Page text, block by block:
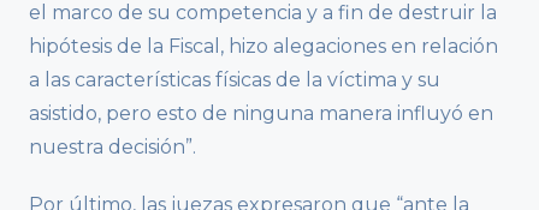
el marco de su competencia y a fin de destruir la
hipótesis de la Fiscal, hizo alegaciones en relación
a las características físicas de la víctima y su
asistido, pero esto de ninguna manera influyó en
nuestra decisión”.
Por último, las juezas expresaron que “ante la